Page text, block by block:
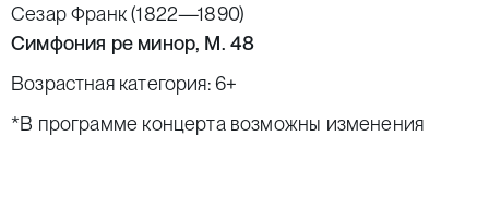
Сезар Франк (1822—1890)
Симфония ре минор, М. 48
Возрастная категория: 6+
*В программе концерта возможны изменения